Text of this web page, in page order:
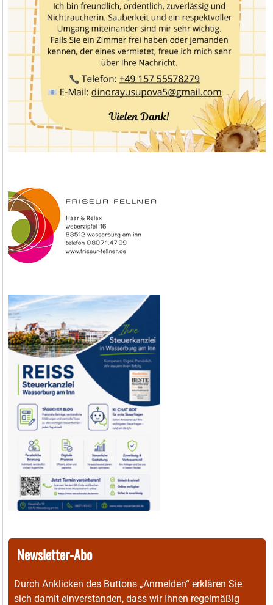
Newsletter-Abo
Durch Anklicken des Buttons „Anmelden“ erklären Sie
sich damit einverstanden, dass wir Ihnen regelmäßig